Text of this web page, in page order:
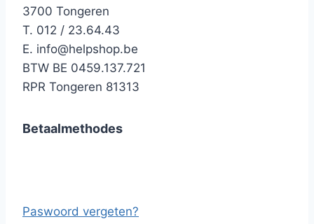
3700 Tongeren
T. 012 / 23.64.43
E. info@helpshop.be
BTW BE 0459.137.721
RPR Tongeren 81313
Betaalmethodes
Paswoord vergeten?